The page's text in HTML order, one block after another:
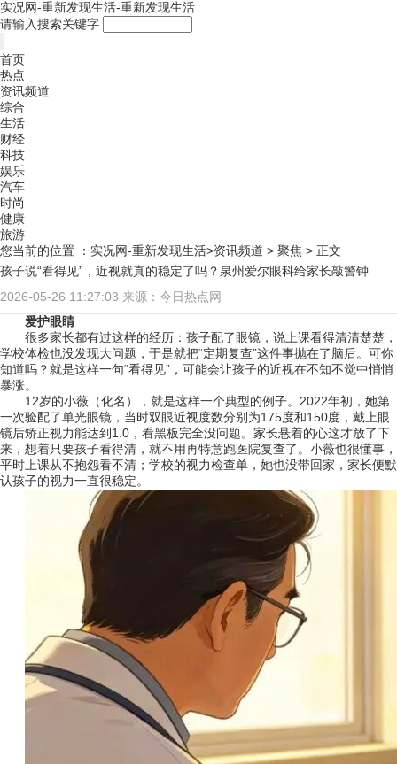
实况网-重新发现生活-重新发现生活
请输入搜索关键字
首页
热点
资讯频道
综合
生活
财经
科技
娱乐
汽车
时尚
健康
旅游
您当前的位置 ： 实况网-重新发现生活>资讯频道 > 聚焦 > 正文
孩子说“看得见”，近视就真的稳定了吗？泉州爱尔眼科给家长敲警钟
2026-05-26 11:27:03 来源：今日热点网
爱护眼睛
很多家长都有过这样的经历：孩子配了眼镜，说上课看得清清楚楚，
学校体检也没发现大问题，于是就把“定期复查”这件事抛在了脑后。可你
知道吗？就是这样一句“看得见”，可能会让孩子的近视在不知不觉中悄悄
暴涨。
12岁的小薇（化名），就是这样一个典型的例子。2022年初，她第
一次验配了单光眼镜，当时双眼近视度数分别为175度和150度，戴上眼
镜后矫正视力能达到1.0，看黑板完全没问题。家长悬着的心这才放了下
来，想着只要孩子看得清，就不用再特意跑医院复查了。小薇也很懂事，
平时上课从不抱怨看不清；学校的视力检查单，她也没带回家，家长便默
认孩子的视力一直很稳定。